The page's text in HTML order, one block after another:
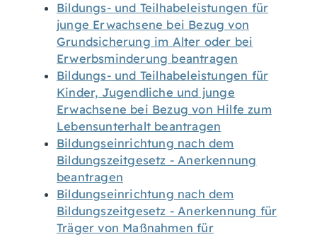
Bildungs- und Teilhabeleistungen für
junge Erwachsene bei Bezug von
Grundsicherung im Alter oder bei
Erwerbsminderung beantragen
Bildungs- und Teilhabeleistungen für
Kinder, Jugendliche und junge
Erwachsene bei Bezug von Hilfe zum
Lebensunterhalt beantragen
Bildungseinrichtung nach dem
Bildungszeitgesetz - Anerkennung
beantragen
Bildungseinrichtung nach dem
Bildungszeitgesetz - Anerkennung für
Träger von Maßnahmen für